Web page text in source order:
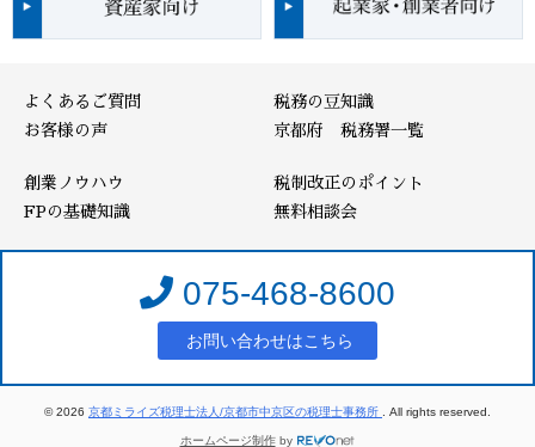
よくあるご質問
お客様の声
税務の豆知識
京都府 税務署一覧
創業ノウハウ
FPの基礎知識
税制改正のポイント
無料相談会
075-468-8600
お問い合わせはこちら
© 2026 京都ミライズ税理士法人/京都市中京区の税理士事務所 . All rights reserved.
ホームページ制作by